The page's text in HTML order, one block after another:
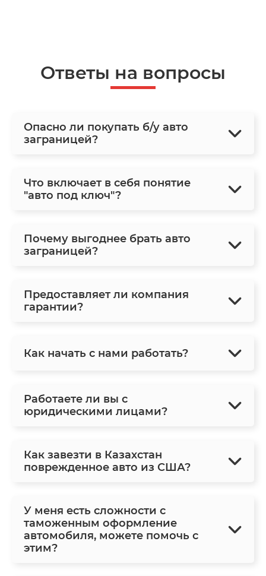
Ответы на вопросы
Опасно ли покупать б/у авто
заграницей?
Что включает в себя понятие
"авто под ключ"?
Почему выгоднее брать авто
заграницей?
Предоставляет ли компания
гарантии?
Как начать с нами работать?
Работаете ли вы с
юридическими лицами?
Как завезти в Казахстан
поврежденное авто из США?
У меня есть сложности с
таможенным оформление
автомобиля, можете помочь с
этим?